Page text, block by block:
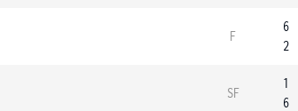
F
6
2
SF
1
6